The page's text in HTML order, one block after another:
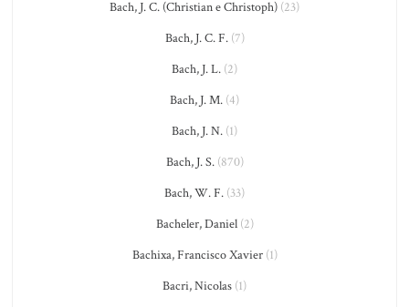
Bach, J. C. (Christian e Christoph) (23)
Bach, J. C. F.(7)
Bach, J. L. (2)
Bach, J. M. (4)
Bach, J. N. (1)
Bach, J. S.(870)
Bach, W. F. (33)
Bacheler, Daniel(2)
Bachixa, Francisco Xavier(1)
Bacri, Nicolas (1)